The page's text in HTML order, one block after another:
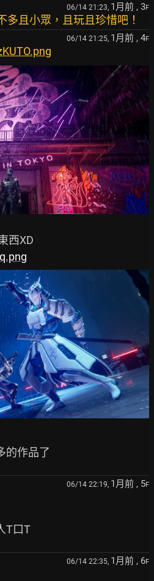
06/14 21:23, 1月前 , 3F
多且小眾，且玩且珍惜吧！
06/14 21:25, 1月前 , 4F
06/14 22:19, 1月前 , 5F
06/14 22:35, 1月前 , 6F